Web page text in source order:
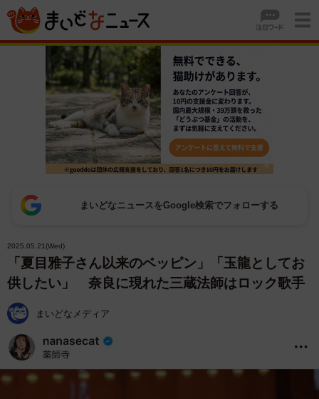
まいどなニュースをGoogle検索でフォローする
2025.05.21(Wed)
「夏目雅子さん以来のベッピン」「玉龍としてお
供したい」 奈良に現れた三蔵法師はロック歌手
まいどなメディア